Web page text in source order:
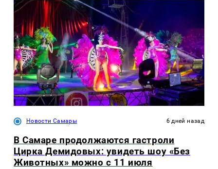
Новости Самары 6 дней назад
В Самаре продолжаются гастроли
Цирка Демидовых: увидеть шоу «Без
Животных» можно с 11 июля